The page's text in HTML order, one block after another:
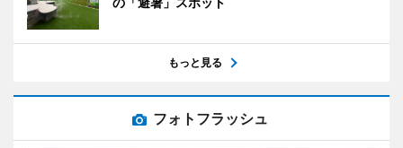
もっと見る
フォトフラッシュ